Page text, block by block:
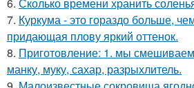
6. Сколько времени хранить
7. Куркума - это гораздо больше,
придающая плову яркий оттенок.
8. Приготовление: 1. мы
манку, муку, сахар, разрыхлитель.